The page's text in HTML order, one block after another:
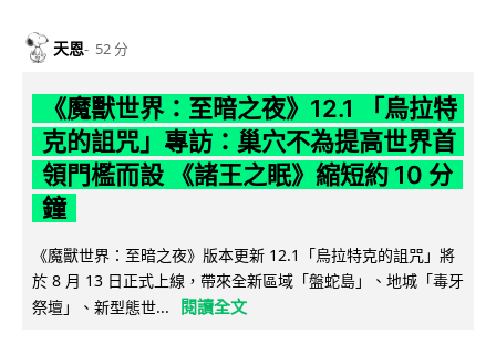
天恩 52 分
《魔獸世界：至暗之夜》12.1 「烏拉特
克的詛咒」專訪：巢穴不為提高世界首
領門檻而設 《諸王之眠》縮短約 10 分
鐘
《魔獸世界：至暗之夜》版本更新 12.1「烏拉特克的詛咒」將
於 8 月 13 日正式上線，帶來全新區域「盤蛇島」、地城「毒牙
祭壇」、新型態世...
閱讀全文